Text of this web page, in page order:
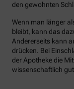
den gewohnten
Wenn man länger
bleibt, kann das
Andererseits kann
drücken. Bei
der Apotheke die
wissenschaftlich